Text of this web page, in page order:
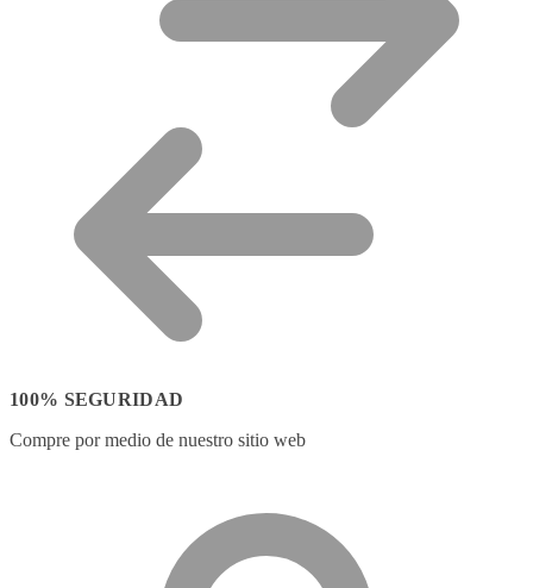
100% SEGURIDAD
Compre por medio de nuestro sitio web